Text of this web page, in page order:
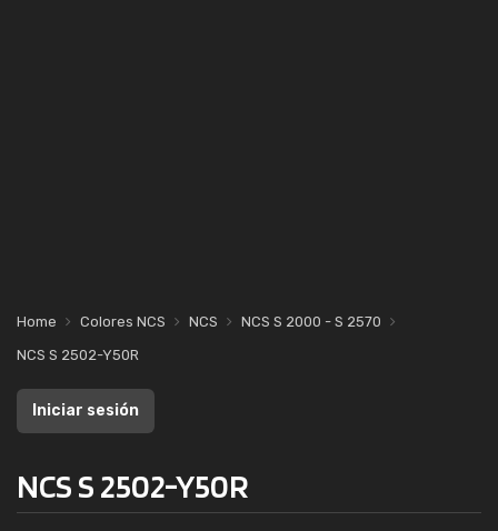
Home Colores NCS NCS
NCS S 2000 - S 2570
NCS S 2502-Y50R
Iniciar sesión
NCS S 2502-Y50R